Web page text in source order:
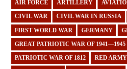
AIR FORCE ARTILLERY
CIVIL WAR CIVIL WAR IN RUSSIA
FIRST WORLD WAR GERMANY
GREAT PATRIOTIC WAR OF 1941—1945
PATRIOTIC WAR OF 1812 RED ARMY